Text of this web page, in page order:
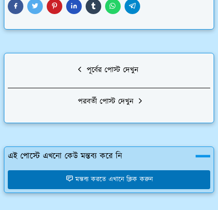
পূর্বের পোস্ট দেখুন
পরবর্তী পোস্ট দেখুন
এই পোস্টে এখনো কেউ মন্তব্য করে নি
মন্তব্য করতে এখানে ক্লিক করুন